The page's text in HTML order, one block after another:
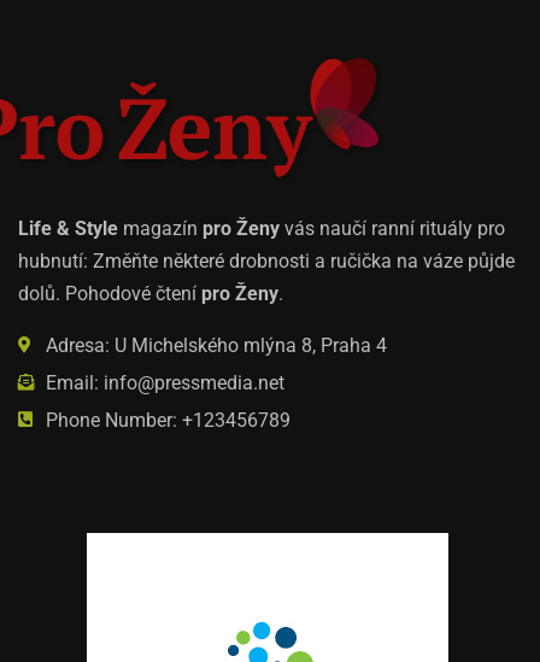
Life & Style magazín pro Ženy vás naučí ranní rituály pro
hubnutí: Změňte některé drobnosti a ručička na váze půjde
dolů. Pohodové čtení pro Ženy.
Adresa: U Michelského mlýna 8, Praha 4
Email: info@pressmedia.net
Phone Number: +123456789